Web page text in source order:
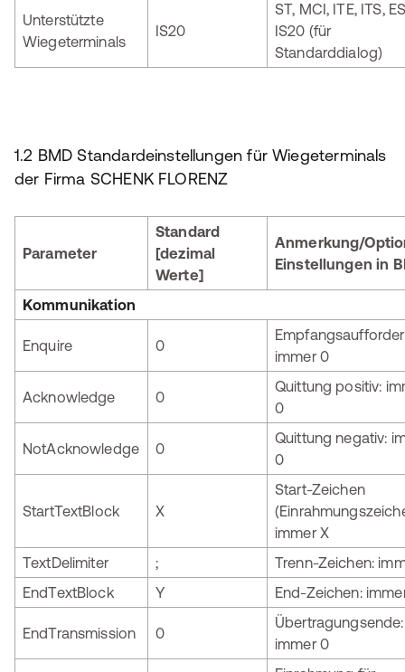
Unterstützte
Wiegeterminals
IS20
ST, MCI, ITE, ITS,
IS20 (für
Standarddialog)
1.2 BMD Standardeinstellungen für Wiegeterminals
der Firma SCHENK FLORENZ
Parameter
Standard
[dezimal
Werte]
Anmerkung/
Einstellungen in
Kommunikation
Enquire 0
immer 0
Acknowledge 0
Quittung positiv:
0
NotAcknowledge 0
Quittung negativ:
0
StartTextBlock X
Start-Zeichen
immer X
TextDelimiter
;
Trenn-Zeichen:
EndTextBlock
Y End-Zeichen:
EndTransmission 0
Übertragungsende:
immer 0